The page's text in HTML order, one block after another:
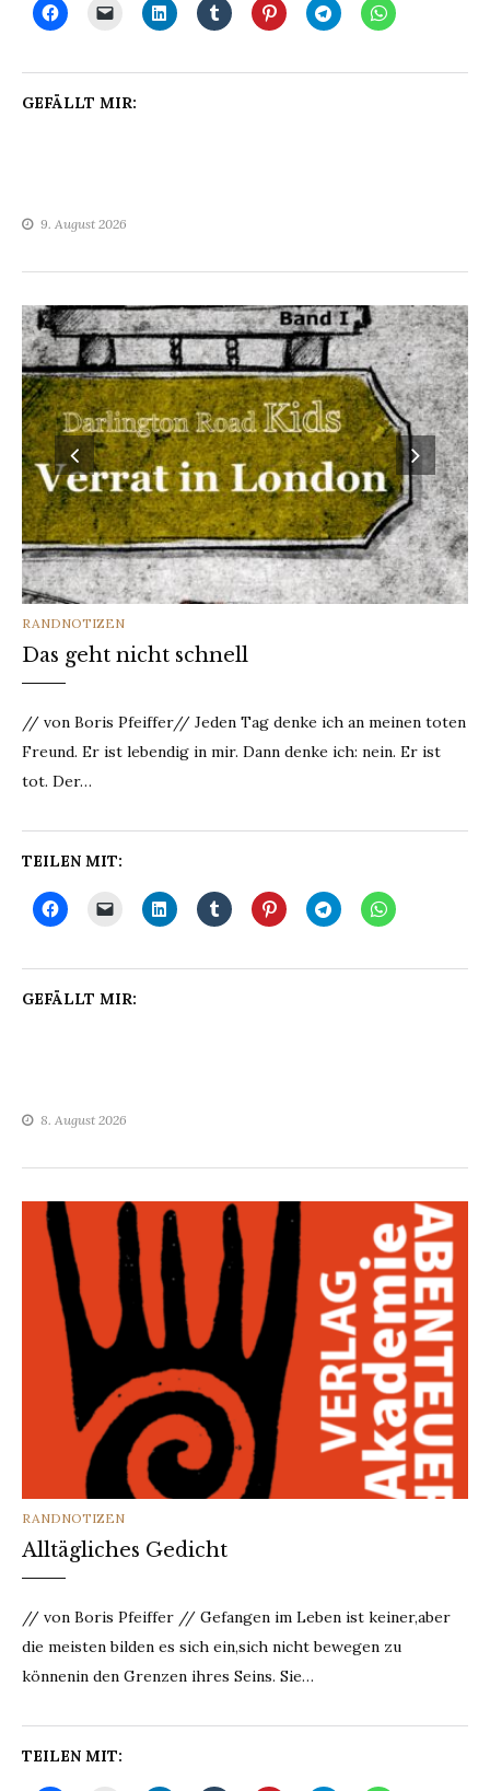
GEFÄLLT MIR:
9. August 2026
CATEGORIES
RANDNOTIZEN
Das geht nicht schnell
// von Boris Pfeiffer// Jeden Tag denke ich an meinen toten
Freund. Er ist lebendig in mir. Dann denke ich: nein. Er ist
tot. Der…
TEILEN MIT:
GEFÄLLT MIR:
8. August 2026
CATEGORIES
RANDNOTIZEN
Alltägliches Gedicht
// von Boris Pfeiffer // Gefangen im Leben ist keiner,aber
die meisten bilden es sich ein,sich nicht bewegen zu
könnenin den Grenzen ihres Seins. Sie…
TEILEN MIT: